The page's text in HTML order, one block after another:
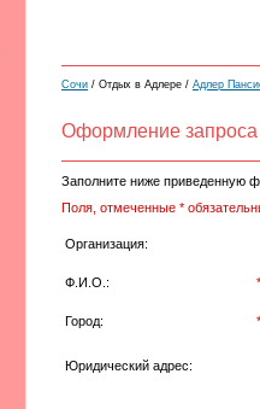
Сочи / Отдых в Адлере / Адлер
Оформление запроса
Заполните ниже приведенную
Поля, отмеченные *
Организация:
Ф.И.О.: *
Город: *
Юридический адрес: